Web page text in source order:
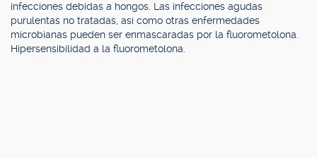
infecciones debidas a hongos. Las infecciones agudas
purulentas no tratadas, así como otras enfermedades
microbianas pueden ser enmascaradas por la fluorometolona.
Hipersensibilidad a la fluorometolona.